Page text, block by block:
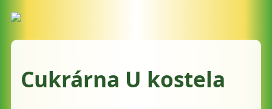
Cukrárna U kostela